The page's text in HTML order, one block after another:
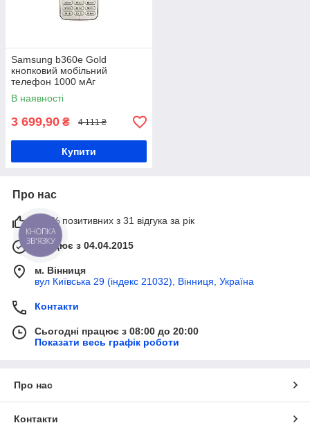
Samsung b360e Gold
кнопковий мобільний
телефон 1000 мАг
В наявності
3 699,90 ₴ 4 111 ₴
Купити
Про нас
100% позитивних з 31 відгука за рік
Працює з 04.04.2015
м. Вінниця
вул Київська 29 (індекс 21032), Вінниця, Україна
Контакти
Сьогодні працює з 08:00 до 20:00
Показати весь графік роботи
Про нас
Контакти
КНОПКА
ЗВ'ЯЗКУ